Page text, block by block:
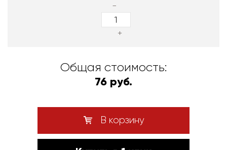
-
+
Общая стоимость:
76 руб.
В корзину